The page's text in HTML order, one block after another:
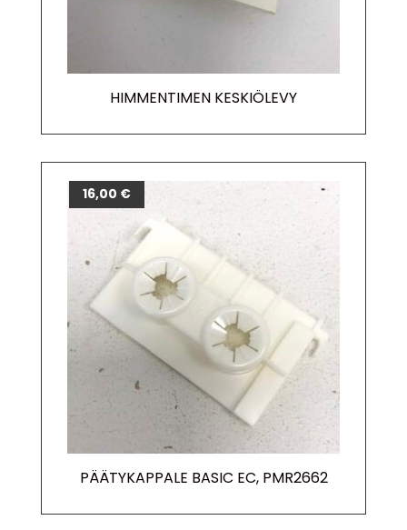
HIMMENTIMEN KESKIÖLEVY
PÄÄTYKAPPALE BASIC EC, PMR2662
16,00 €